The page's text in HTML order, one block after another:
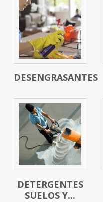
DESENGRASANTES
DETERGENTES
SUELOS Y...